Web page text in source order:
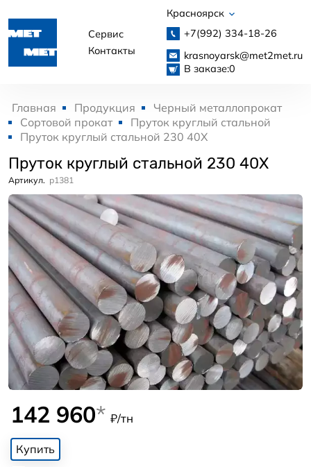
Сервис
Контакты
Красноярск
+7(992) 334-18-26
krasnoyarsk@met2met.ru
В заказе:0
Главная Продукция
Черный металлопрокат
Сортовой прокат
Пруток круглый стальной
Пруток круглый стальной 230 40Х
Пруток круглый стальной 230 40Х
Артикул. p1381
142 960* ₽/тн
Купить